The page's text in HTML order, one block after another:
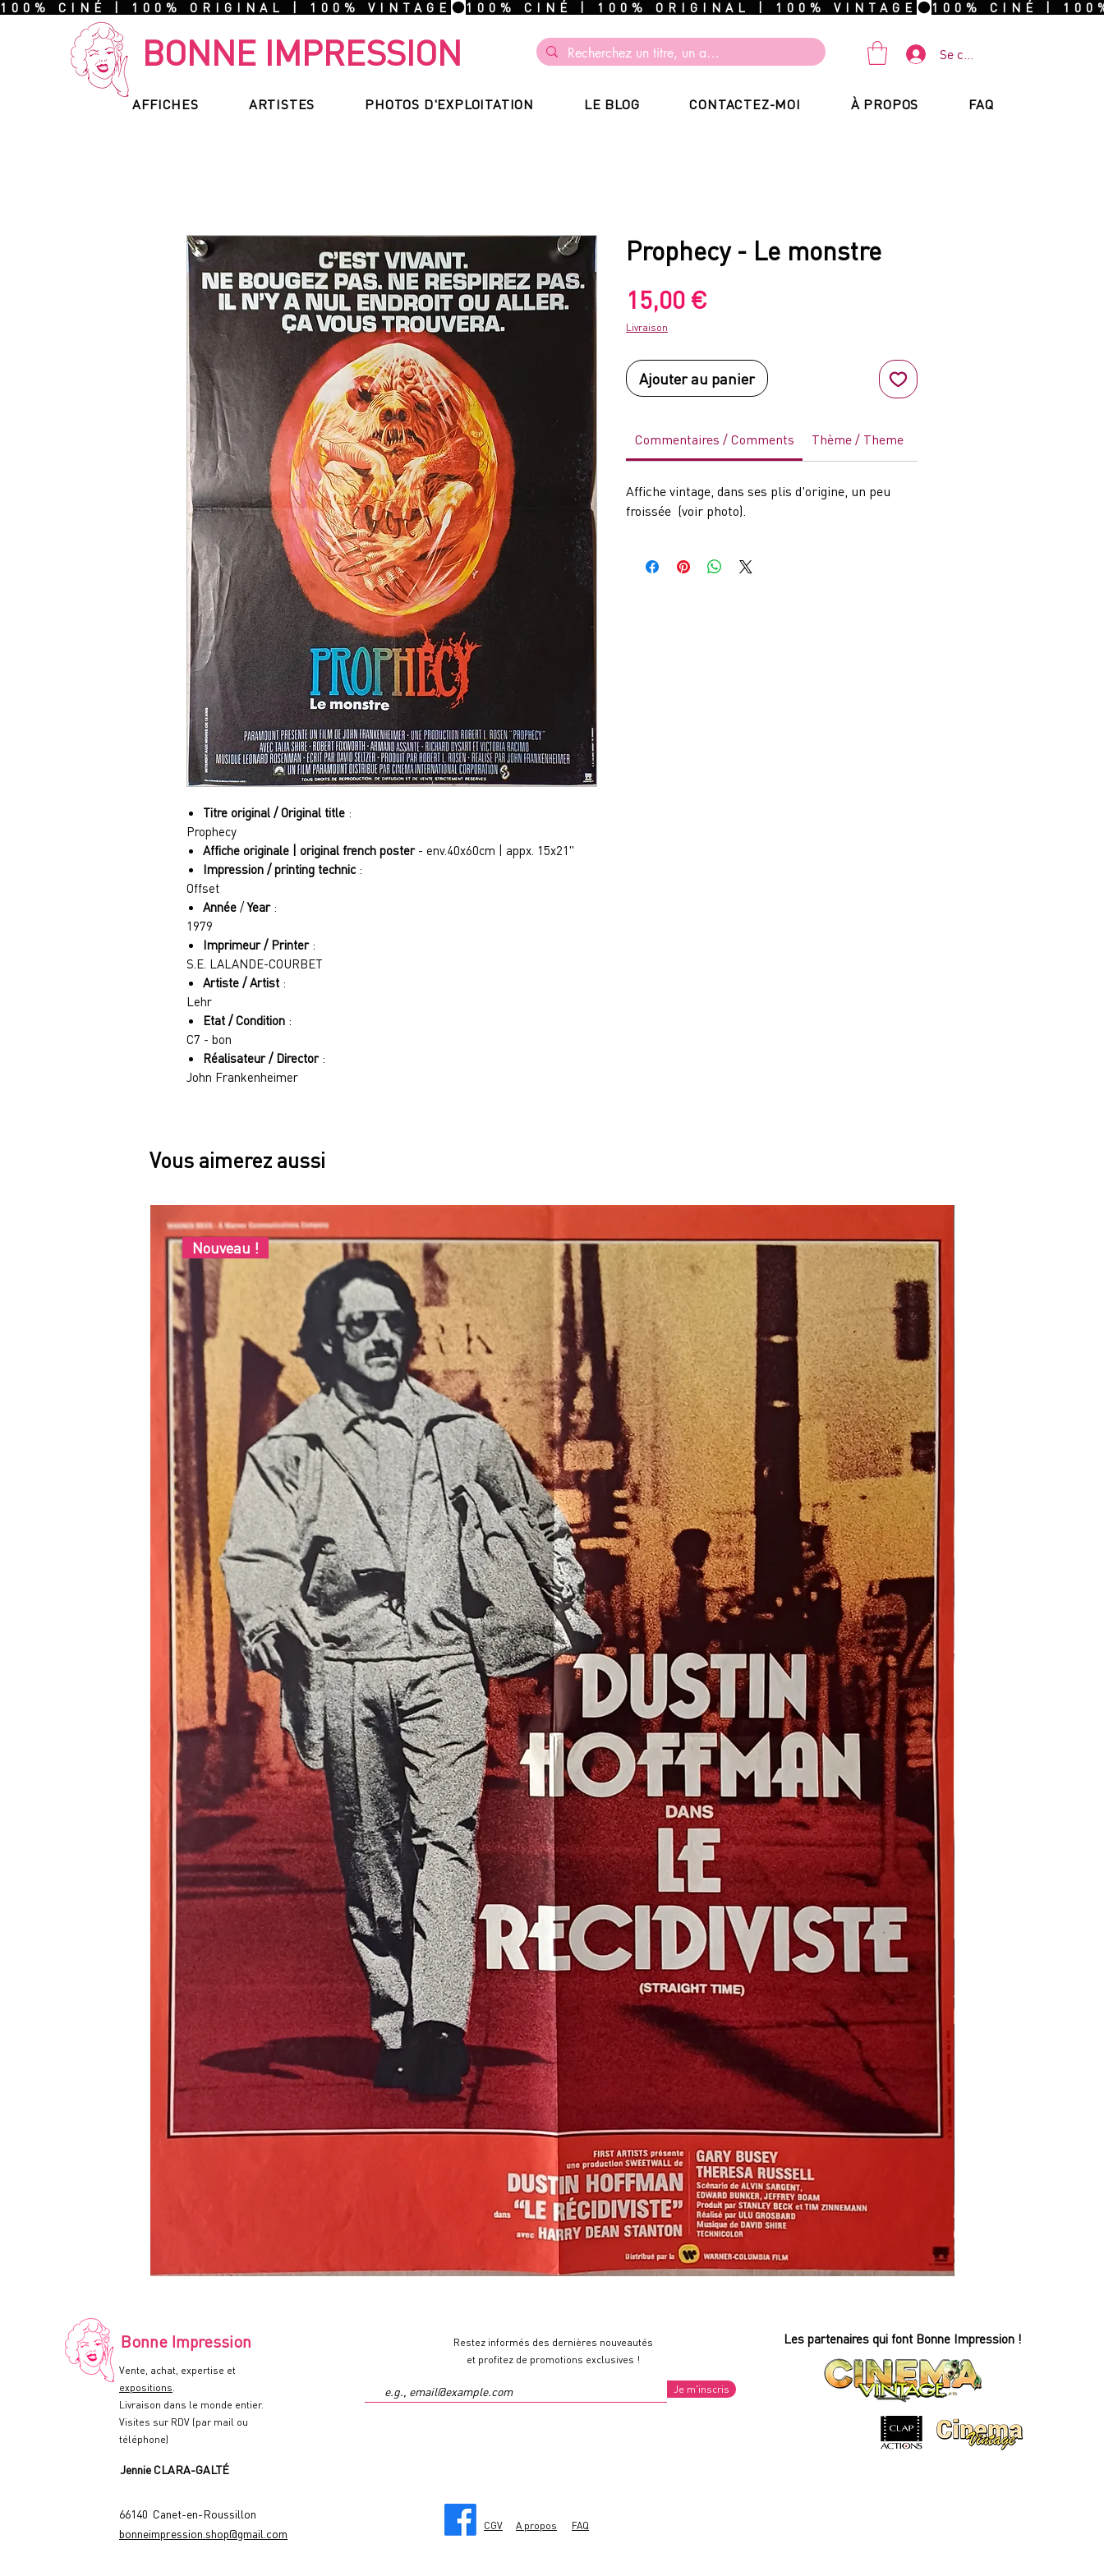
100% CINÉ | 100% ORIGINAL | 100% VINTAGE
BONNE IMPRESSION Se connecter
AFFICHES ARTISTES PHOTOS D'EXPLOITATION LE BLOG CONTACTEZ-MOI À PROPOS FAQ
Titre original / Original title :
Prophecy
Affiche originale | original french poster - env.40x60cm | appx. 15x21"
Impression / printing technic :
Offset
Année /Year :
1979
Imprimeur / Printer:
S.E. LALANDE-COURBET
Artiste / Artist :
Lehr
Etat / Condition :
C7 - bon
Réalisateur / Director :
John Frankenheimer
Prophecy - Le monstre
15,00 €Prix
Livraison
Ajouter au panier
Commentaires / Comments Thème / Theme
Affiche vintage, dans ses plis d'origine, un peu
froissée (voir photo).
Vous aimerez aussi
Nouveau !
60x80cm.
Affiche
de
-
60x80cm.
-
1968
Bonne Impression
Vente, achat, expertise et
expositions
Livraison dans le monde entier.
Visites sur RDV (par mail ou
téléphone)
Jennie CLARA-GALTÉ
Restez informés des dernières nouveautés
et profitez de promotions exclusives !
Je m'inscris
Les partenaires qui font Bonne Impression !
66140 Canet-en-Roussillon
bonneimpression.shop@gmail.com
CGV A propos FAQ